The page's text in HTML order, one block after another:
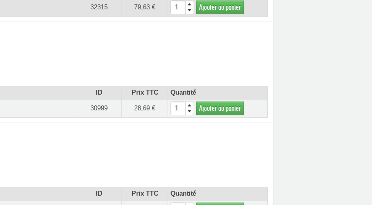
32315 79,63 € Ajouter au panier
ID Prix TTC Quantité
30999 28,69 € Ajouter au panier
ID Prix TTC Quantité